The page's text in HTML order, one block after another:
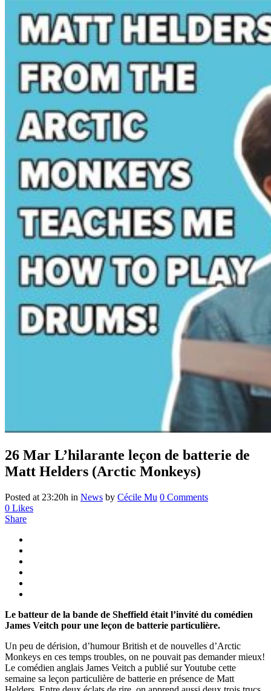
26 Mar L’hilarante leçon de batterie de
Matt Helders (Arctic Monkeys)
Posted at 23:20h in News by Cécile Mu 0 Comments
0 Likes
Share
Le batteur de la bande de Sheffield était l’invité du comédien
James Veitch pour une leçon de batterie particulière.
Un peu de dérision, d’humour British et de nouvelles d’Arctic
Monkeys en ces temps troubles, on ne pouvait pas demander mieux!
Le comédien anglais James Veitch a publié sur Youtube cette
semaine sa leçon particulière de batterie en présence de Matt